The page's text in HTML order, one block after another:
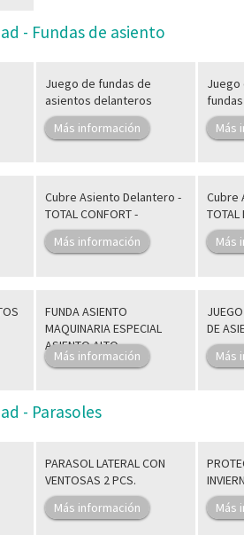
- Fundas de asiento
Juego de fundas de
asientos delanteros
Más información
Más
Cubre Asiento Delantero -
TOTAL CONFORT -
Más información
Cubre
TOTAL
Más
FUNDA ASIENTO
MAQUINARIA ESPECIAL
ASIENTO ALTO
Más información
DE
Más
- Parasoles
PARASOL LATERAL CON
VENTOSAS 2 PCS.
Más información
Más